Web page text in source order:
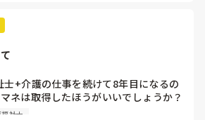
タントなので美容師免許もあります。
士+介護の仕事を続けて8年目になるの
ネは取得したほうがいいでしょうか？
で悩んでますが、、 ちなみに今は有
祉士